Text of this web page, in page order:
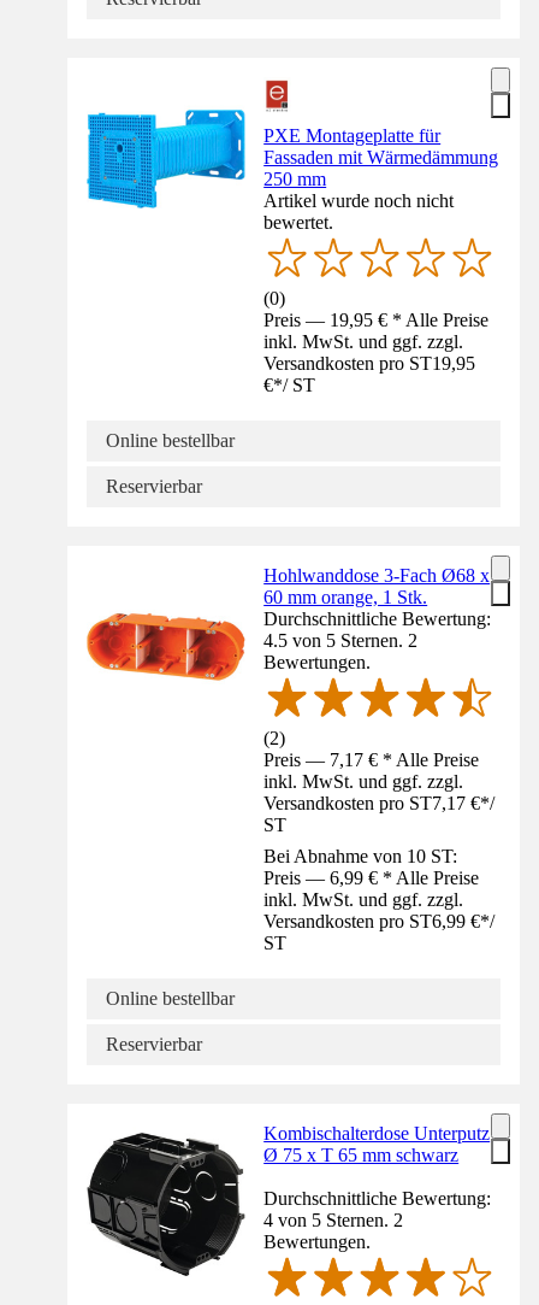
PXE Montageplatte für
Fassaden mit Wärmedämmung
250 mm
Artikel wurde noch nicht
bewertet.
(0)
Preis — 19,95 € * Alle Preise
inkl. MwSt. und ggf. zzgl.
Versandkosten pro ST19,95
€*/ ST
Online bestellbar
Reservierbar
Hohlwanddose 3-Fach Ø68 x
60 mm orange, 1 Stk.
Durchschnittliche Bewertung:
4.5 von 5 Sternen. 2
Bewertungen.
(2)
Preis — 7,17 € * Alle Preise
inkl. MwSt. und ggf. zzgl.
Versandkosten pro ST7,17 €*/
ST
Bei Abnahme von 10 ST:
Preis — 6,99 € * Alle Preise
inkl. MwSt. und ggf. zzgl.
Versandkosten pro ST6,99 €*/
ST
Online bestellbar
Reservierbar
Kombischalterdose Unterputz
Ø 75 x T 65 mm schwarz
Durchschnittliche Bewertung:
4 von 5 Sternen. 2
Bewertungen.